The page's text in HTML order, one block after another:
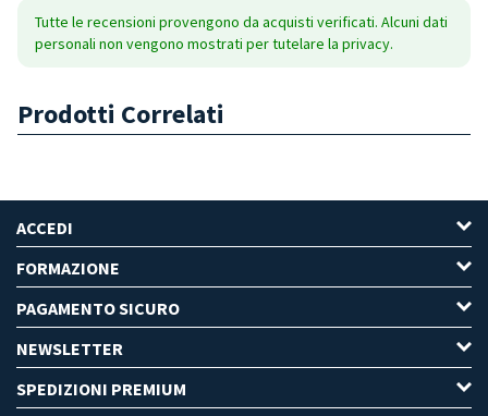
Tutte le recensioni provengono da acquisti verificati. Alcuni dati
personali non vengono mostrati per tutelare la privacy.
Prodotti Correlati
ACCEDI
FORMAZIONE
PAGAMENTO SICURO
NEWSLETTER
SPEDIZIONI PREMIUM